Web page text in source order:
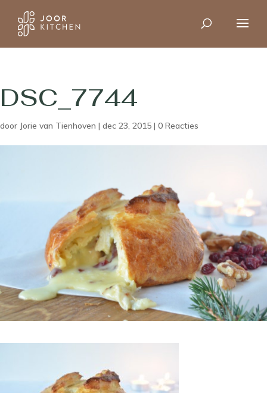
DSC_7744
door Jorie van Tienhoven | dec 23, 2015 | 0 Reacties